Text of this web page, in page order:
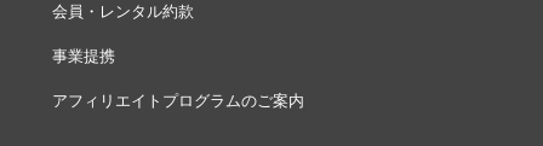
会員・レンタル約款
事業提携
アフィリエイトプログラムのご案内